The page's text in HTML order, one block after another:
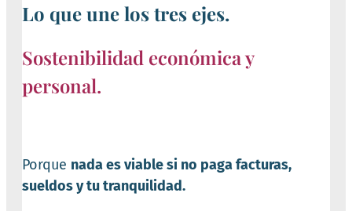
Lo que une los tres ejes.
Sostenibilidad económica y
personal.
Porque nada es viable si no paga facturas,
sueldos y tu tranquilidad.